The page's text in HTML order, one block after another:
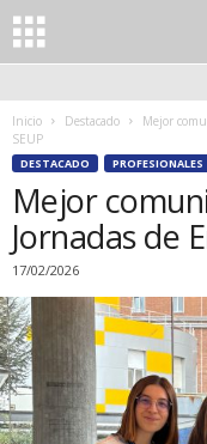
Inicio Destacado
Mejor
SEUP
DESTACADO PROFESIONALES
Mejor
Jornadas de
17/02/2026